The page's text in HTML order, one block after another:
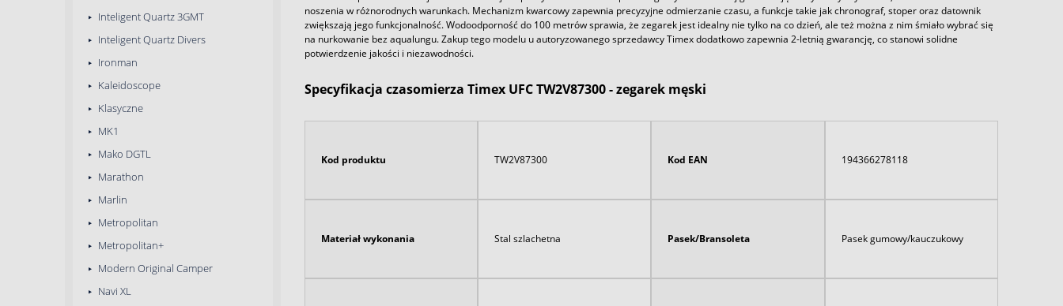
Inteligent Quartz 3GMT
Inteligent Quartz Divers
Ironman
Kaleidoscope
Klasyczne
MK1
Mako DGTL
Marathon
Marlin
Metropolitan
Metropolitan+
Modern Original Camper
Navi XL
noszenia w różnorodnych warunkach. Mechanizm kwarcowy zapewnia precyzyjne odmierzanie czasu, a funkcje takie jak chronograf, stoper oraz datownik
zwiększają jego funkcjonalność. Wodoodporność do 100 metrów sprawia, że zegarek jest idealny nie tylko na co dzień, ale też można z nim śmiało wybrać się
na nurkowanie bez aqualungu. Zakup tego modelu u autoryzowanego sprzedawcy Timex dodatkowo zapewnia 2-letnią gwarancję, co stanowi solidne
potwierdzenie jakości i niezawodności.
Specyfikacja czasomierza Timex UFC TW2V87300 - zegarek męski
Kod produktu TW2V87300 Kod EAN 194366278118
Materiał wykonania Stal szlachetna Pasek/Bransoleta Pasek gumowy/kauczukowy